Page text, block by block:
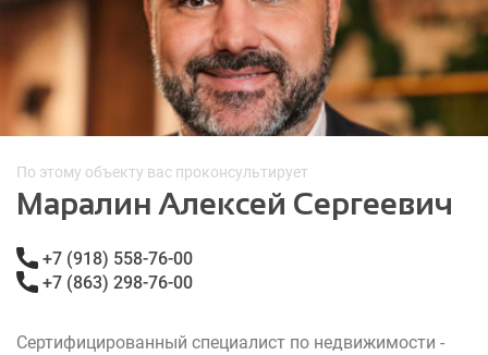
По этому объекту вас проконсультирует
Маралин Алексей Сергеевич
+7 (918) 558-76-00
+7 (863) 298-76-00
Сертифицированный специалист по недвижимости -